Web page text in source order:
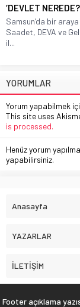
‘DEVLET
Samsun’da bir
Saadet, DEVA ve
il...
YORUMLAR
Yorum yapabilmek
This site uses
is processed.
Henüz yorum
yapabilirsiniz.
Anasayfa
YAZARLAR
İLETİŞİM
Footer açıklama